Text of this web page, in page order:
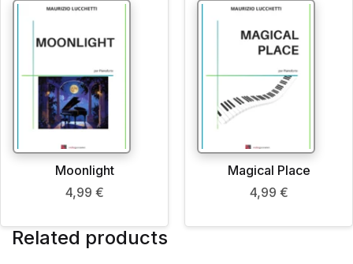
Moonlight
4,99 €
Magical Place
4,99 €
Related products